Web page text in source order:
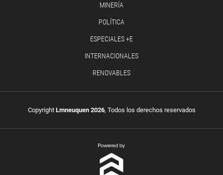
MINERÍA
POLÍTICA
ESPECIALES +E
INTERNACIONALES
RENOVABLES
Copyright Lmneuquen 2026, Todos los derechos reservados